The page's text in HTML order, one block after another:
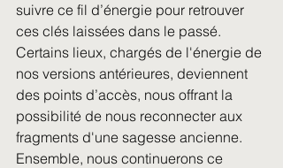
suivre ce fil d’énergie pour retrouver
ces clés laissées dans le passé.
Certains lieux, chargés de l'énergie de
nos versions antérieures, deviennent
des points d’accès, nous offrant la
possibilité de nous reconnecter aux
fragments d'une sagesse ancienne.
Ensemble, nous continuerons ce